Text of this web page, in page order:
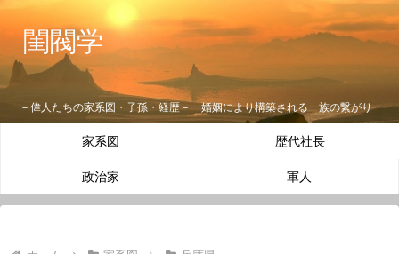
閨閥学
－偉人たちの家系図・子孫・経歴－ 婚姻により構築される一族の繋がり
家系図 歴代社長
政治家 軍人